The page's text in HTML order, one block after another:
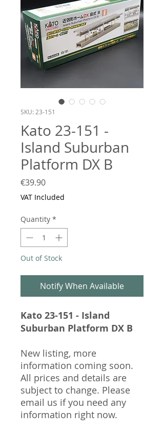
SKU: 23-151
Kato 23-151 -
Island Suburban
Platform DX B
€39.90Price
VAT Included
Quantity *
Out of Stock
Notify When Available
Kato 23-151 - Island
Suburban Platform DX B
New listing, more
information coming soon.
All prices and details are
subject to change. Please
email us if you need any
information right now.